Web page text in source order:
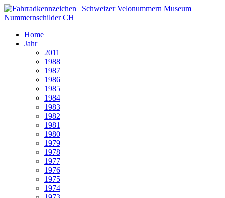
Home
Jahr
2011
1988
1987
1986
1985
1984
1983
1982
1981
1980
1979
1978
1977
1976
1975
1974